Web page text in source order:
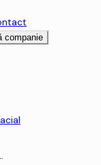
companie